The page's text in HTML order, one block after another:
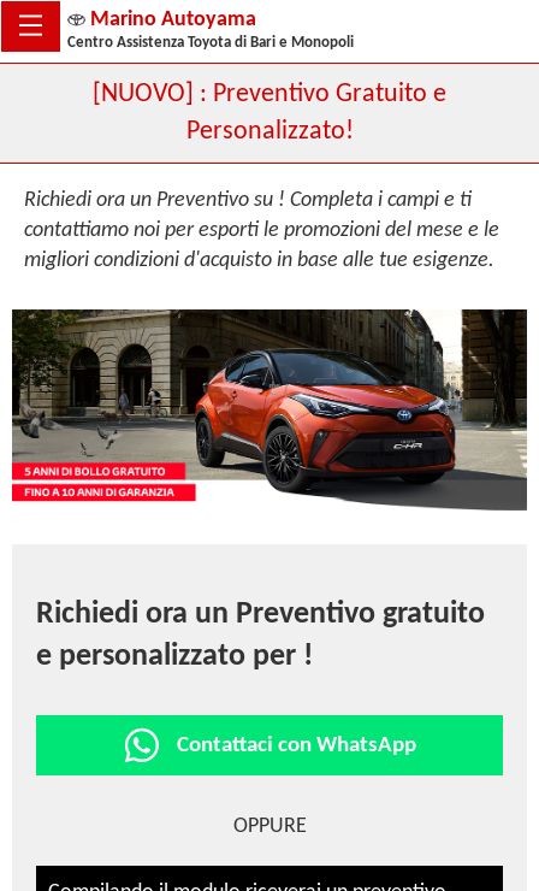
Marino Autoyama
Centro Assistenza Toyota di Bari e Monopoli
[NUOVO] : Preventivo Gratuito e
Personalizzato!
Richiedi ora un Preventivo su ! Completa i campi e ti
contattiamo noi per esporti le promozioni del mese e le
migliori condizioni d'acquisto in base alle tue esigenze.
Richiedi ora un Preventivo gratuito
e personalizzato per !
Contattaci con WhatsApp
OPPURE